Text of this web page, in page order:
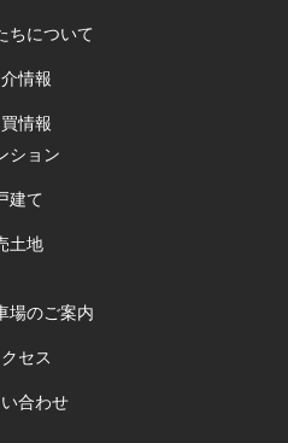
ちについて
情報
情報
ション
建て
土地
場のご案内
セス
合わせ